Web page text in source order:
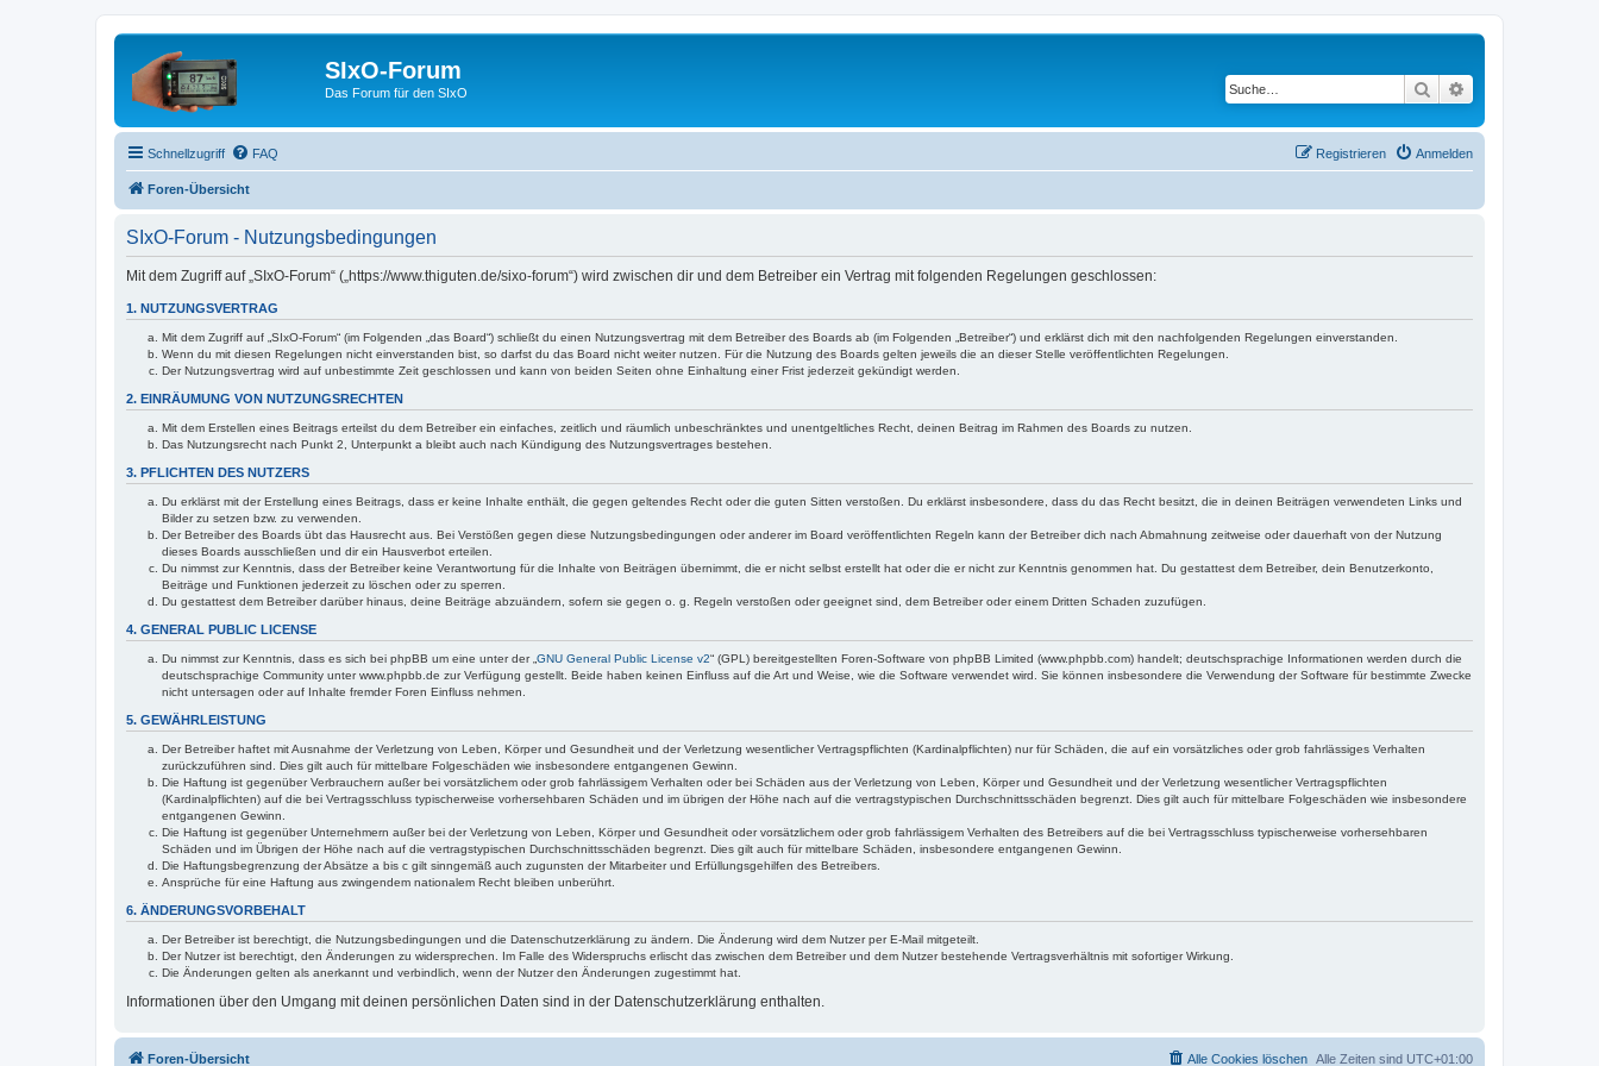
SIxO-Forum
Das Forum für den SIxO Suche
Schnellzugriff FAQ Anmelden
Registrieren
Foren-Übersicht
SIxO-Forum - Nutzungsbedingungen
Mit dem Zugriff auf „SIxO-Forum“ („https://www.thiguten.de/sixo-forum“) wird zwischen dir und dem Betreiber ein Vertrag mit folgenden Regelungen geschlossen:
1. NUTZUNGSVERTRAG
Mit dem Zugriff auf „SIxO-Forum“ (im Folgenden „das Board“) schließt du einen Nutzungsvertrag mit dem Betreiber des Boards ab (im Folgenden „Betreiber“) und erklärst dich mit den nachfolgenden Regelungen einverstanden.
Wenn du mit diesen Regelungen nicht einverstanden bist, so darfst du das Board nicht weiter nutzen. Für die Nutzung des Boards gelten jeweils die an dieser Stelle veröffentlichten Regelungen.
Der Nutzungsvertrag wird auf unbestimmte Zeit geschlossen und kann von beiden Seiten ohne Einhaltung einer Frist jederzeit gekündigt werden.
2. EINRÄUMUNG VON NUTZUNGSRECHTEN
Mit dem Erstellen eines Beitrags erteilst du dem Betreiber ein einfaches, zeitlich und räumlich unbeschränktes und unentgeltliches Recht, deinen Beitrag im Rahmen des Boards zu nutzen.
Das Nutzungsrecht nach Punkt 2, Unterpunkt a bleibt auch nach Kündigung des Nutzungsvertrages bestehen.
3. PFLICHTEN DES NUTZERS
Du erklärst mit der Erstellung eines Beitrags, dass er keine Inhalte enthält, die gegen geltendes Recht oder die guten Sitten verstoßen. Du erklärst insbesondere, dass du das Recht besitzt, die in deinen Beiträgen verwendeten Links und
Bilder zu setzen bzw. zu verwenden.
Der Betreiber des Boards übt das Hausrecht aus. Bei Verstößen gegen diese Nutzungsbedingungen oder anderer im Board veröffentlichten Regeln kann der Betreiber dich nach Abmahnung zeitweise oder dauerhaft von der Nutzung
dieses Boards ausschließen und dir ein Hausverbot erteilen.
Du nimmst zur Kenntnis, dass der Betreiber keine Verantwortung für die Inhalte von Beiträgen übernimmt, die er nicht selbst erstellt hat oder die er nicht zur Kenntnis genommen hat. Du gestattest dem Betreiber, dein Benutzerkonto,
Beiträge und Funktionen jederzeit zu löschen oder zu sperren.
Du gestattest dem Betreiber darüber hinaus, deine Beiträge abzuändern, sofern sie gegen o. g. Regeln verstoßen oder geeignet sind, dem Betreiber oder einem Dritten Schaden zuzufügen.
4. GENERAL PUBLIC LICENSE
Du nimmst zur Kenntnis, dass es sich bei phpBB um eine unter der „ GNU General Public License v2“ (GPL) bereitgestellten Foren-Software von phpBB Limited (www.phpbb.com) handelt; deutschsprachige Informationen werden durch die
deutschsprachige Community unter www.phpbb.de zur Verfügung gestellt. Beide haben keinen Einfluss auf die Art und Weise, wie die Software verwendet wird. Sie können insbesondere die Verwendung der Software für bestimmte Zwecke
nicht untersagen oder auf Inhalte fremder Foren Einfluss nehmen.
5. GEWÄHRLEISTUNG
Der Betreiber haftet mit Ausnahme der Verletzung von Leben, Körper und Gesundheit und der Verletzung wesentlicher Vertragspflichten (Kardinalpflichten) nur für Schäden, die auf ein vorsätzliches oder grob fahrlässiges Verhalten
zurückzuführen sind. Dies gilt auch für mittelbare Folgeschäden wie insbesondere entgangenen Gewinn.
Die Haftung ist gegenüber Verbrauchern außer bei vorsätzlichem oder grob fahrlässigem Verhalten oder bei Schäden aus der Verletzung von Leben, Körper und Gesundheit und der Verletzung wesentlicher Vertragspflichten
(Kardinalpflichten) auf die bei Vertragsschluss typischerweise vorhersehbaren Schäden und im übrigen der Höhe nach auf die vertragstypischen Durchschnittsschäden begrenzt. Dies gilt auch für mittelbare Folgeschäden wie insbesondere
entgangenen Gewinn.
Die Haftung ist gegenüber Unternehmern außer bei der Verletzung von Leben, Körper und Gesundheit oder vorsätzlichem oder grob fahrlässigem Verhalten des Betreibers auf die bei Vertragsschluss typischerweise vorhersehbaren
Schäden und im Übrigen der Höhe nach auf die vertragstypischen Durchschnittsschäden begrenzt. Dies gilt auch für mittelbare Schäden, insbesondere entgangenen Gewinn.
Die Haftungsbegrenzung der Absätze a bis c gilt sinngemäß auch zugunsten der Mitarbeiter und Erfüllungsgehilfen des Betreibers.
Ansprüche für eine Haftung aus zwingendem nationalem Recht bleiben unberührt.
6. ÄNDERUNGSVORBEHALT
Der Betreiber ist berechtigt, die Nutzungsbedingungen und die Datenschutzerklärung zu ändern. Die Änderung wird dem Nutzer per E-Mail mitgeteilt.
Der Nutzer ist berechtigt, den Änderungen zu widersprechen. Im Falle des Widerspruchs erlischt das zwischen dem Betreiber und dem Nutzer bestehende Vertragsverhältnis mit sofortiger Wirkung.
Die Änderungen gelten als anerkannt und verbindlich, wenn der Nutzer den Änderungen zugestimmt hat.
Informationen über den Umgang mit deinen persönlichen Daten sind in der Datenschutzerklärung enthalten.
Foren-Übersicht Alle Zeiten sind UTC+01:00
Alle Cookies löschen